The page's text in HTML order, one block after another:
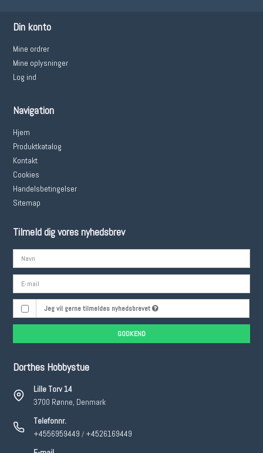
Din konto
Mine ordrer
Mine oplysninger
Log ind
Navigation
Hjem
Produktkatalog
Kontakt
Cookies
Handelsbetingelser
Sitemap
Tilmeld dig vores nyhedsbrev
Jeg vil gerne tilmeldes nyhedsbrevet
GODKEND
Dorthes Hobbystue
Lille Torv 14
3700 Rønne, Denmark
Telefonnr.
+4556959449 / +4526169449